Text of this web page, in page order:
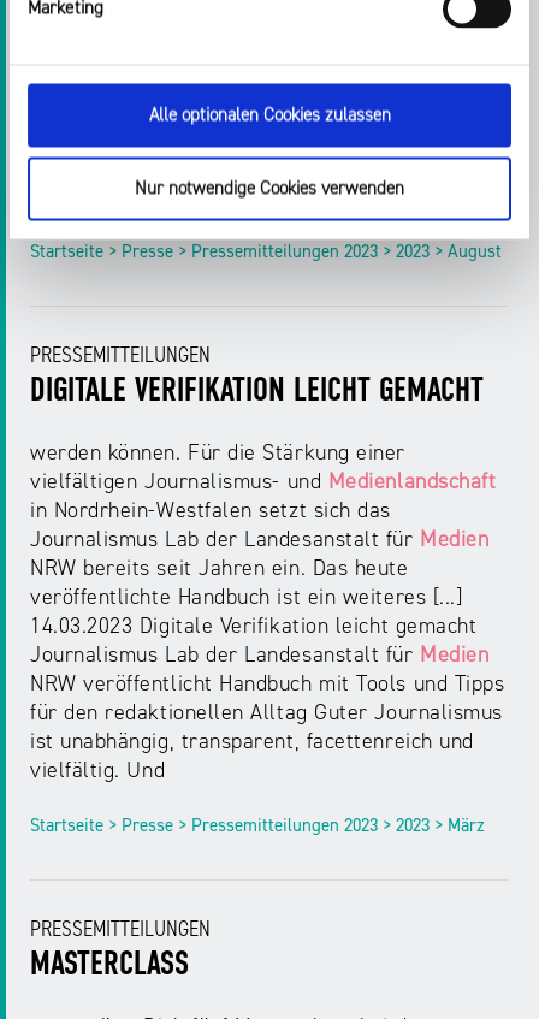
Marketing
Alle optionalen Cookies zulassen
Nur notwendige Cookies verwenden
bekanntgegeben. Weitere [...] es 2023 stehen fest
ihre Favoriten für den Audiopreis der
Landesanstalt fürMedienNRW 2023 ausgewählt.
In insgesamt zehn Kategorien haben die
unabhängigen Jurys die jeweils drei besten
Beiträge nominiert
Startseite > Presse > Pressemitteilungen 2023 > 2023 > August
PRESSEMITTEILUNGEN
DIGITALE VERIFIKATION LEICHT GEMACHT
werden können. Für die Stärkung einer
vielfältigen Journalismus- und Medienlandschaft
in Nordrhein-Westfalen setzt sich das
Journalismus Lab der Landesanstalt für Medien
NRW bereits seit Jahren ein. Das heute
veröffentlichte Handbuch ist ein weiteres [...]
14.03.2023 Digitale Verifikation leicht gemacht
Journalismus Lab der Landesanstalt für Medien
NRW veröffentlicht Handbuch mit Tools und Tipps
für den redaktionellen Alltag Guter Journalismus
ist unabhängig, transparent, facettenreich und
vielfältig. Und
Startseite > Presse > Pressemitteilungen 2023 > 2023 > März
PRESSEMITTEILUNGEN
MASTERCLASS